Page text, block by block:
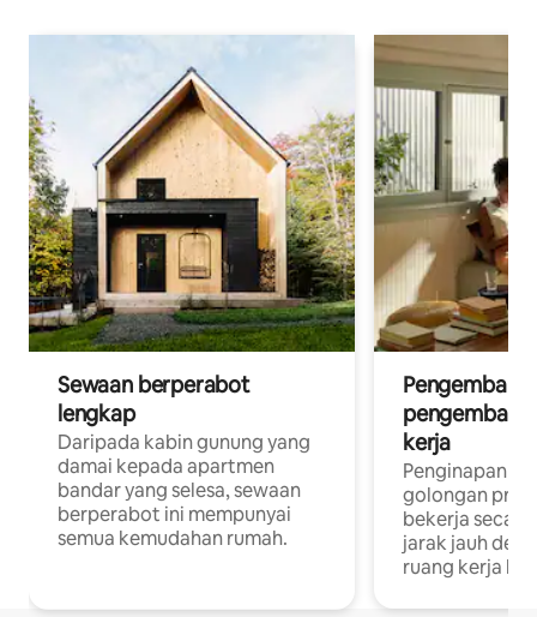
Sewaan berperabot
lengkap
Daripada kabin gunung yang
damai kepada apartmen
bandar yang selesa, sewaan
berperabot ini mempunyai
semua kemudahan rumah.
Pengembara
pengembara
kerja
Penginapan
golongan
bekerja
jarak jauh
ruang kerja